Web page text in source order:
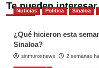
Te pueden interesar
Noticias Politica Sinaloa
¿Qué hicieron esta
Sinaloa?
sinmurosnews 2 semanas